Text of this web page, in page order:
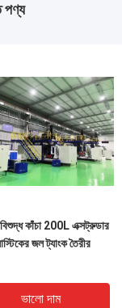
পণ্য
কাঁচা 200L এক্সট্রুডার
জল ট্যাংক তৈরীর
ভালো দাম